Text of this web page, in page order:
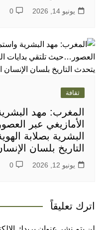
يونيو 14, 2026 0
ثقافة
المغرب: مهد
الأمازيغي عبر
البشرية بصلابة
التاريخ بلسان
يونيو 12, 2026 0
اترك تعليقاً